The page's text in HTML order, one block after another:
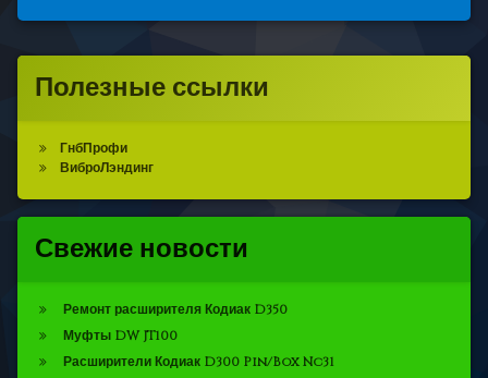
Полезные ссылки
ГнбПрофи
ВиброЛэндинг
Свежие новости
Ремонт расширителя Кодиак D350
Муфты DW JT100
Расширители Кодиак D300 Pin/Box Nc31